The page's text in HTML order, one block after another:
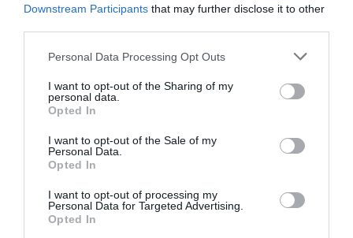
Downstream Participants that may further disclose it to other
Personal Data Processing Opt Outs
I want to opt-out of the Sharing of my
personal data.
Opted In
I want to opt-out of the Sale of my
Personal Data.
Opted In
I want to opt-out of processing my
Personal Data for Targeted Advertising.
Opted In
o máquinas deKärcher ya llevan piezas hechas
con 3D". Y la ingeniería inversa para extraer el
diseño de una matriz y replicarla rápidamente si
4.500 proyectos.
El proyecto estrella
"proyecto estrella" que les ha hecho "marcar la
diferencia": el r